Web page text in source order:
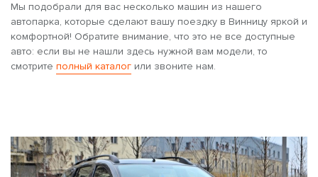
Мы подобрали для вас несколько машин из нашего
автопарка, которые сделают вашу поездку в Винницу яркой и
комфортной! Обратите внимание, что это не все доступные
авто: если вы не нашли здесь нужной вам модели, то
смотрите полный каталог или звоните нам.